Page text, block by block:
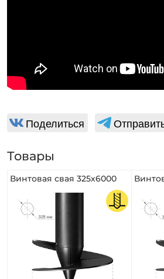
Поделиться
Товары
Винтовая свая 325х6000